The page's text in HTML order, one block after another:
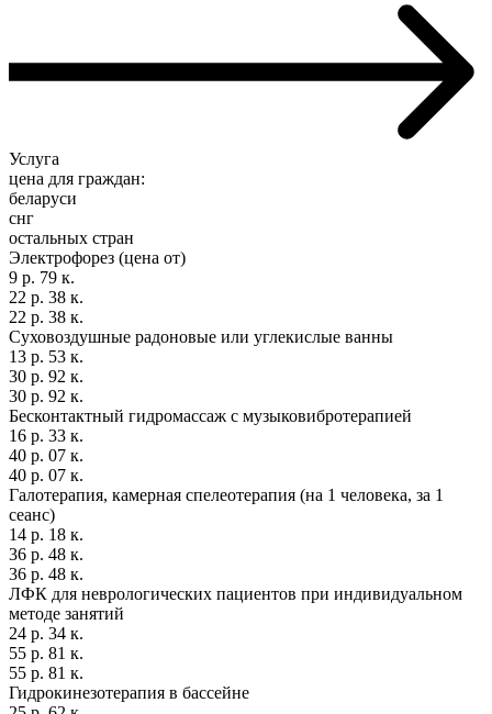
Услуга
цена для граждан:
беларуси
снг
остальных стран
Электрофорез (цена от)
9 р. 79 к.
22 р. 38 к.
22 р. 38 к.
Суховоздушные радоновые или углекислые ванны
13 р. 53 к.
30 р. 92 к.
30 р. 92 к.
Бесконтактный гидромассаж с музыковибротерапией
16 р. 33 к.
40 р. 07 к.
40 р. 07 к.
Галотерапия, камерная спелеотерапия (на 1 человека, за 1
сеанс)
14 р. 18 к.
36 р. 48 к.
36 р. 48 к.
ЛФК для неврологических пациентов при индивидуальном
методе занятий
24 р. 34 к.
55 р. 81 к.
55 р. 81 к.
Гидрокинезотерапия в бассейне